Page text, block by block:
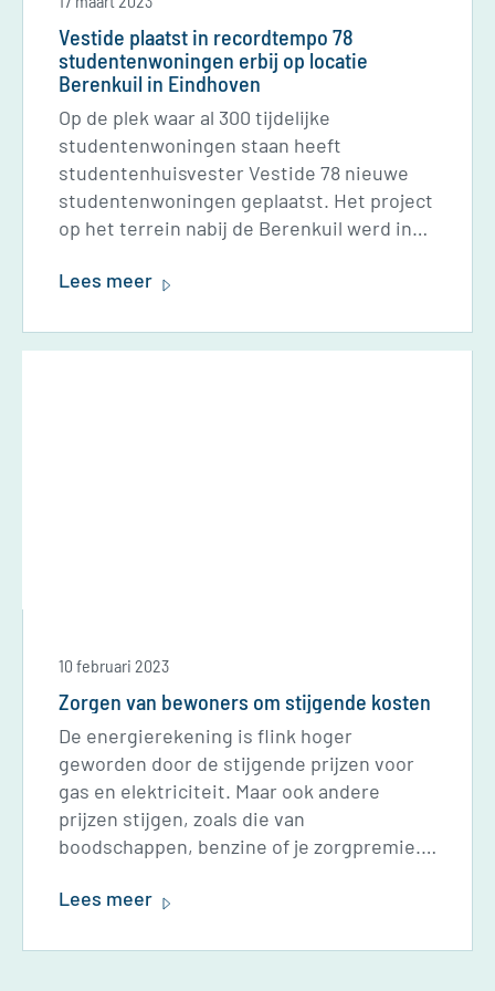
Vestide plaatst in recordtempo 78
studentenwoningen erbij op locatie
Berenkuil in Eindhoven
Op de plek waar al 300 tijdelijke
studentenwoningen staan heeft
studentenhuisvester Vestide 78 nieuwe
studentenwoningen geplaatst. Het project
op het terrein nabij de Berenkuil werd in
tijd van plan op papier naar sleutel voor de
Lees meer
10 februari 2023
Zorgen van bewoners om stijgende kosten
De energierekening is flink hoger
geworden door de stijgende prijzen voor
gas en elektriciteit. Maar ook andere
prijzen stijgen, zoals die van
boodschappen, benzine of je zorgpremie.
portemonnee en zij maken zich hier zorgen
Helaas kunnen wij deze prijzen niet
Lees meer